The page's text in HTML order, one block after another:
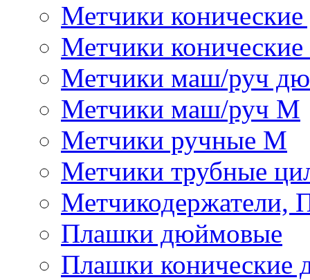
Метчики
Метчики
Метчики маш/руч
Метчики маш/руч М
Метчики ручные М
Метчики трубные
Метчикодержатели,
Плашки дюймовые
Плашки